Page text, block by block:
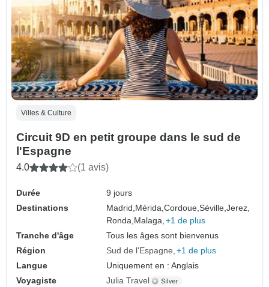
Villes & Culture
Circuit 9D en petit groupe dans le sud de
l'Espagne
4.0 (1 avis)
Durée
9 jours
Destinations
Madrid,Mérida,Cordoue,Séville,Jerez,
Ronda,Malaga, +1 de plus
Tranche d'âge
Tous les âges sont bienvenus
Région
Sud de l'Espagne +1 de plus
Langue
Uniquement en : Anglais
Voyagiste
Julia Travel